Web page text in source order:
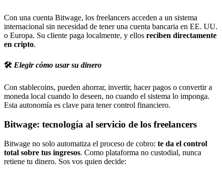
Con una cuenta Bitwage, los freelancers acceden a un sistema
internacional sin necesidad de tener una cuenta bancaria en EE. UU.
o Europa. Su cliente paga localmente, y ellos reciben directamente
en cripto.
🛠️ Elegir cómo usar su dinero
Con stablecoins, pueden ahorrar, invertir, hacer pagos o convertir a
moneda local cuando lo deseen, no cuando el sistema lo imponga.
Esta autonomía es clave para tener control financiero.
Bitwage: tecnología al servicio de los freelancers
Bitwage no solo automatiza el proceso de cobro: te da el control
total sobre tus ingresos. Como plataforma no custodial, nunca
retiene tu dinero. Sos vos quien decide: